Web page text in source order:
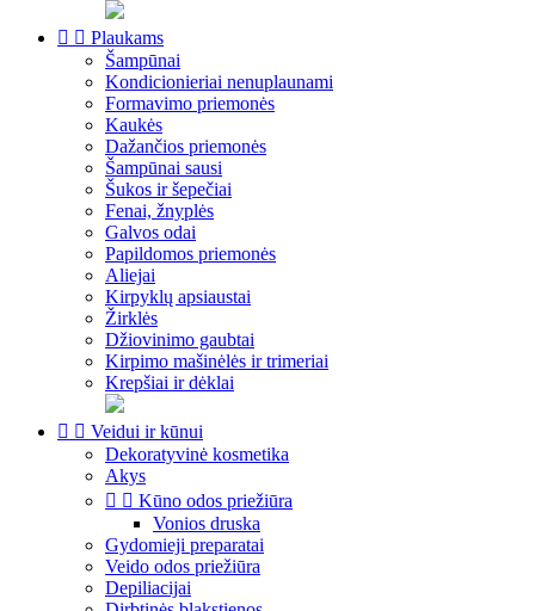
  Plaukams
Šampūnai
Kondicionieriai nenuplaunami
Formavimo priemonės
Kaukės
Dažančios priemonės
Šampūnai sausi
Šukos ir šepečiai
Fenai, žnyplės
Galvos odai
Papildomos priemonės
Aliejai
Kirpyklų apsiaustai
Žirklės
Džiovinimo gaubtai
Kirpimo mašinėlės ir trimeriai
Krepšiai ir dėklai
  Veidui ir kūnui
Dekoratyvinė kosmetika
Akys
  Kūno odos priežiūra
Vonios druska
Gydomieji preparatai
Veido odos priežiūra
Depiliacijai